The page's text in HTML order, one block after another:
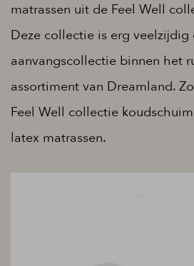
matrassen uit de Feel Well
Deze collectie is erg veelzijdig
aanvangscollectie binnen het
assortiment van Dreamland.
Feel Well collectie
latex matrassen.